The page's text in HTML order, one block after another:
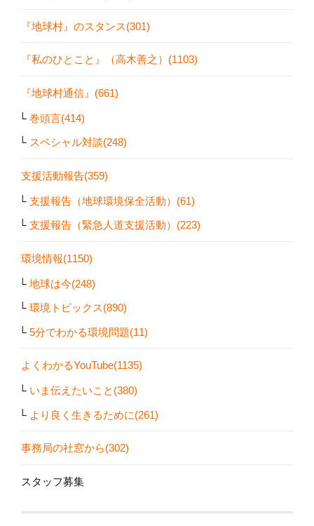
『地球村』のスタンス(301)
『私のひとこと』（高木善之）(1103)
『地球村通信』(661)
巻頭言(414)
スペシャル対談(248)
支援活動報告(359)
支援報告（地球環境保全活動）(61)
支援報告（緊急人道支援活動）(223)
環境情報(1150)
地球は今(248)
環境トピックス(890)
5分でわかる環境問題(11)
よくわかるYouTube(1135)
いま伝えたいこと(380)
より良く生きるために(261)
事務局の社窓から(302)
スタッフ募集